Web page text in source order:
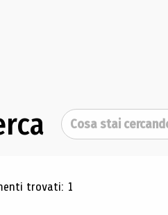
Cerca
di ricerca
trovati: 1